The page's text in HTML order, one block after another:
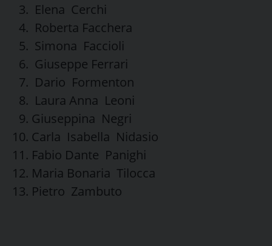
Elena Cerchi
Roberta Facchera
Simona Faccioli
Giuseppe Ferrari
Dario Formenton
Laura Anna Leoni
Giuseppina Negri
Carla Isabella Nidasio
Fabio Dante Panighi
Maria Bonaria Tilocca
Pietro Zambuto